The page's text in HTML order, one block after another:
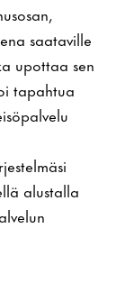
saataville
upottaa sen
tapahtua
alustalla